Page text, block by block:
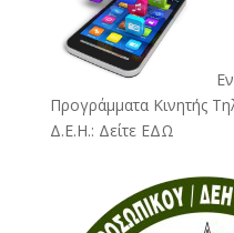
Προγράμματα Κινητής
Δ.Ε.Η.: Δείτε ΕΔΩ